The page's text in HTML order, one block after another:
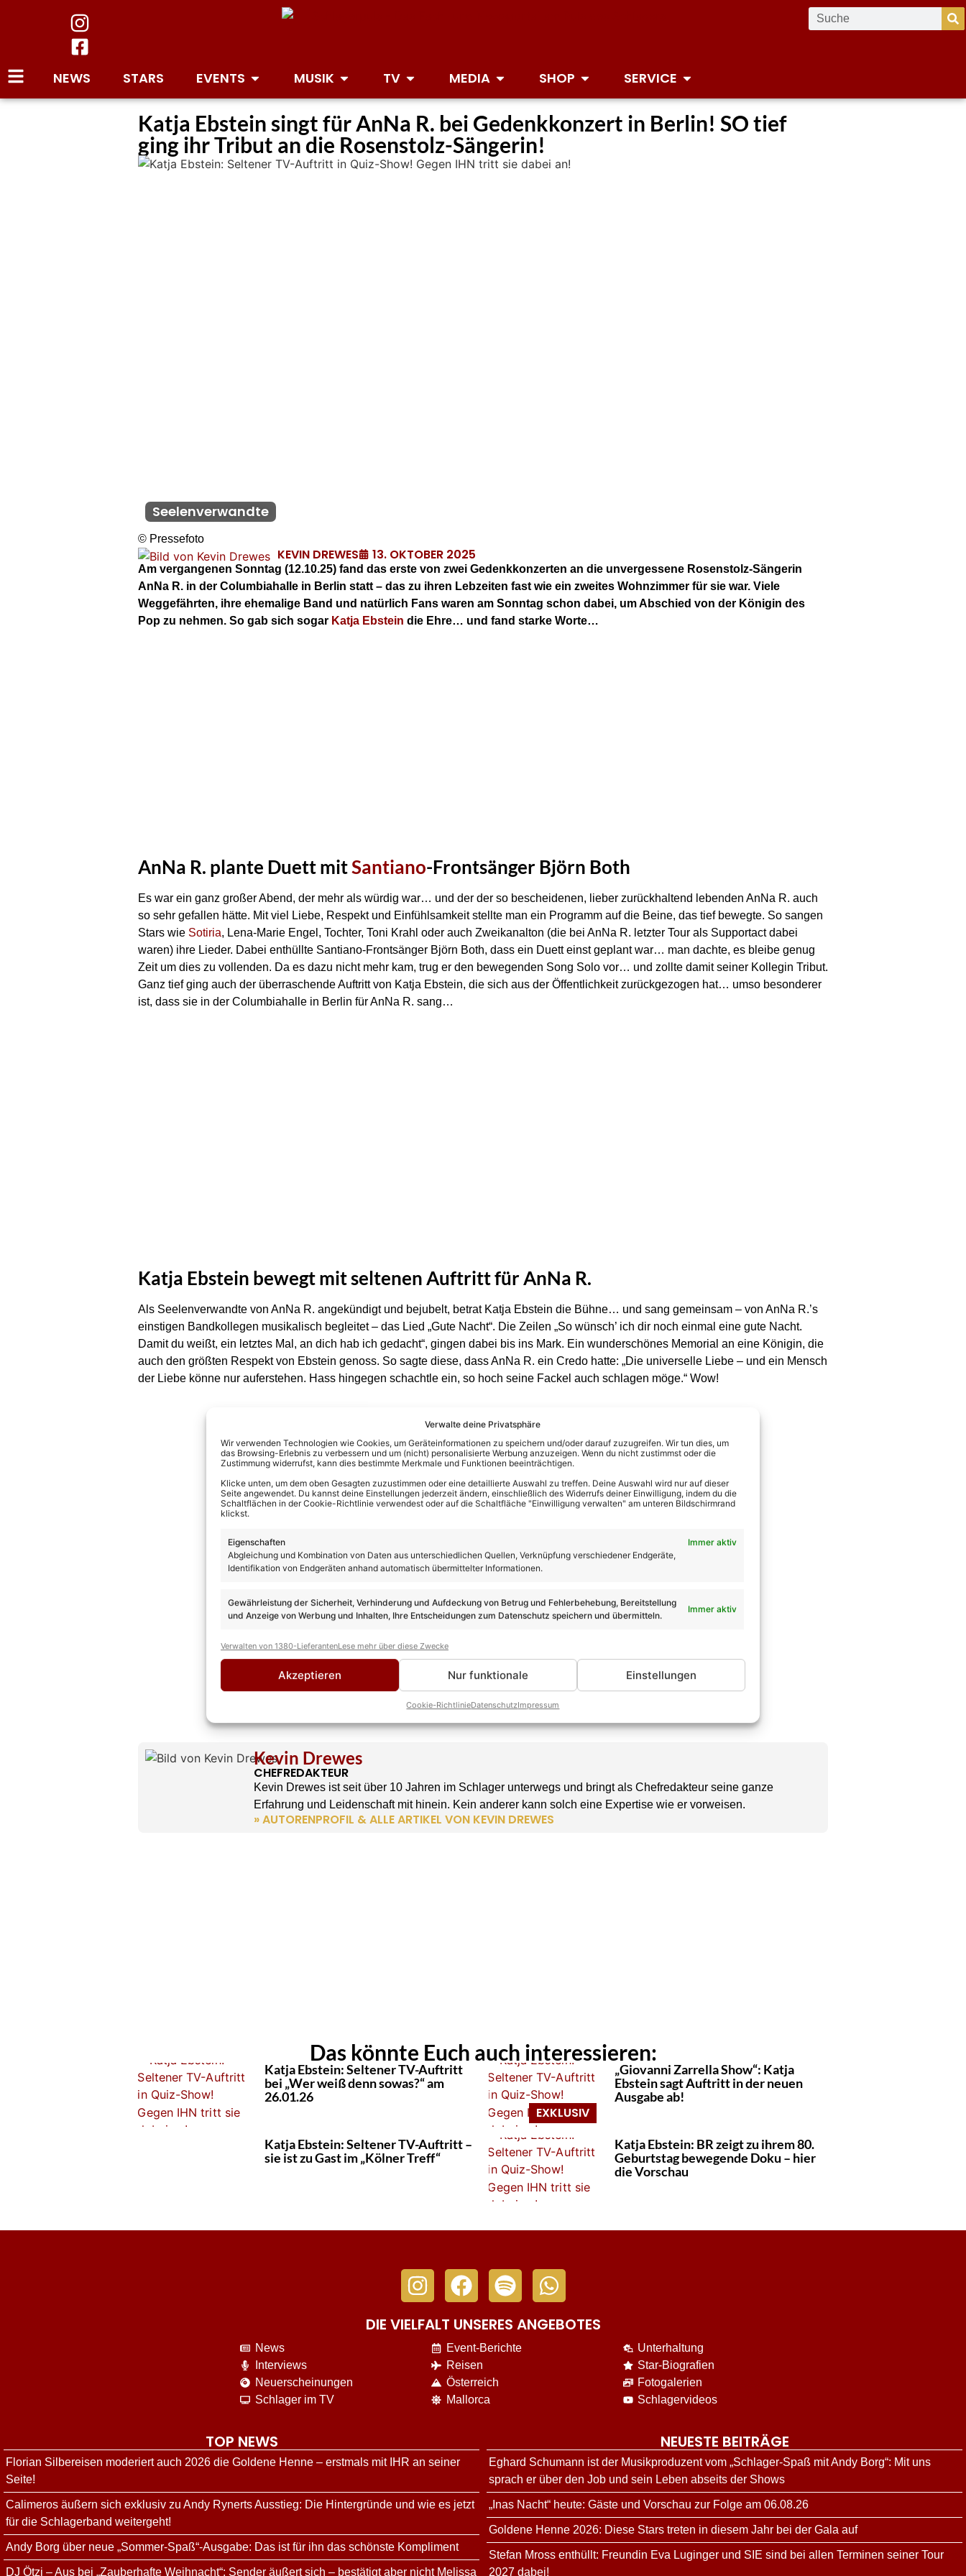
Verwalte deine Privatsphäre
Wir verwenden Technologien wie Cookies, um Geräteinformationen zu speichern und/oder darauf zuzugreifen. Wir tun dies, um
das Browsing-Erlebnis zu verbessern und um (nicht) personalisierte Werbung anzuzeigen. Wenn du nicht zustimmst oder die
Zustimmung widerrufst, kann dies bestimmte Merkmale und Funktionen beeinträchtigen.
Klicke unten, um dem oben Gesagten zuzustimmen oder eine detaillierte Auswahl zu treffen. Deine Auswahl wird nur auf dieser
Seite angewendet. Du kannst deine Einstellungen jederzeit ändern, einschließlich des Widerrufs deiner Einwilligung, indem du die
Schaltflächen in der Cookie-Richtlinie verwendest oder auf die Schaltfläche "Einwilligung verwalten" am unteren Bildschirmrand
klickst.
Eigenschaften
Immer aktiv
Abgleichung und Kombination von Daten aus unterschiedlichen Quellen, Verknüpfung verschiedener Endgeräte,
Identifikation von Endgeräten anhand automatisch übermittelter Informationen.
Gewährleistung der Sicherheit, Verhinderung und Aufdeckung von Betrug und Fehlerbehebung, Bereitstellung
und Anzeige von Werbung und Inhalten, Ihre Entscheidungen zum Datenschutz speichern und übermitteln.
Immer aktiv
Verwalten von 1380-LieferantenLese mehr über diese Zwecke
Akzeptieren Nur funktionale Einstellungen
Cookie-RichtlinieDatenschutzImpressum
NEWS STARS EVENTS MUSIK TV MEDIA SHOP SERVICE
Katja Ebstein singt für AnNa R. bei Gedenkkonzert in Berlin! SO tief
ging ihr Tribut an die Rosenstolz-Sängerin!
Seelenverwandte
© Pressefoto
KEVIN DREWES 13. OKTOBER 2025
Am vergangenen Sonntag (12.10.25) fand das erste von zwei Gedenkkonzerten an die unvergessene Rosenstolz-Sängerin
AnNa R. in der Columbiahalle in Berlin statt – das zu ihren Lebzeiten fast wie ein zweites Wohnzimmer für sie war. Viele
Weggefährten, ihre ehemalige Band und natürlich Fans waren am Sonntag schon dabei, um Abschied von der Königin des
Pop zu nehmen. So gab sich sogar Katja Ebstein die Ehre… und fand starke Worte…
AnNa R. plante Duett mitSantiano-Frontsänger Björn Both
Es war ein ganz großer Abend, der mehr als würdig war… und der der so bescheidenen, lieber zurückhaltend lebenden AnNa R. auch
so sehr gefallen hätte. Mit viel Liebe, Respekt und Einfühlsamkeit stellte man ein Programm auf die Beine, das tief bewegte. So sangen
Stars wie Sotiria, Lena-Marie Engel, Tochter, Toni Krahl oder auch Zweikanalton (die bei AnNa R. letzter Tour als Supportact dabei
waren) ihre Lieder. Dabei enthüllte Santiano-Frontsänger Björn Both, dass ein Duett einst geplant war… man dachte, es bleibe genug
Zeit um dies zu vollenden. Da es dazu nicht mehr kam, trug er den bewegenden Song Solo vor… und zollte damit seiner Kollegin Tribut.
Ganz tief ging auch der überraschende Auftritt von Katja Ebstein, die sich aus der Öffentlichkeit zurückgezogen hat… umso besonderer
ist, dass sie in der Columbiahalle in Berlin für AnNa R. sang…
Katja Ebstein bewegt mit seltenen Auftritt für AnNa R.
Als Seelenverwandte von AnNa R. angekündigt und bejubelt, betrat Katja Ebstein die Bühne… und sang gemeinsam – von AnNa R.’s
einstigen Bandkollegen musikalisch begleitet – das Lied „Gute Nacht“. Die Zeilen „So wünsch’ ich dir noch einmal eine gute Nacht.
Damit du weißt, ein letztes Mal, an dich hab ich gedacht“, gingen dabei bis ins Mark. Ein wunderschönes Memorial an eine Königin, die
auch den größten Respekt von Ebstein genoss. So sagte diese, dass AnNa R. ein Credo hatte: „Die universelle Liebe – und ein Mensch
der Liebe könne nur auferstehen. Hass hingegen schachtle ein, so hoch seine Fackel auch schlagen möge.“ Wow!
Kevin Drewes
CHEFREDAKTEUR
Kevin Drewes ist seit über 10 Jahren im Schlager unterwegs und bringt als Chefredakteur seine ganze
Erfahrung und Leidenschaft mit hinein. Kein anderer kann solch eine Expertise wie er vorweisen.
» AUTORENPROFIL & ALLE ARTIKEL VON KEVIN DREWES
Das könnte Euch auch interessieren:
Katja Ebstein: Seltener TV-Auftritt
bei „Wer weiß denn sowas?“ am
26.01.26
„Giovanni Zarrella Show“: Katja
Ebstein sagt Auftritt in der neuen
Ausgabe ab!
Katja Ebstein: Seltener TV-Auftritt –
sie ist zu Gast im „Kölner Treff“
Katja Ebstein: BR zeigt zu ihrem 80.
Geburtstag bewegende Doku – hier
die Vorschau
DIE VIELFALT UNSERES ANGEBOTES
News
Interviews
Neuerscheinungen
Schlager im TV
Event-Berichte
Reisen
Österreich
Mallorca
Unterhaltung
Star-Biografien
Fotogalerien
Schlagervideos
TOP NEWS
Florian Silbereisen moderiert auch 2026 die Goldene Henne – erstmals mit IHR an seiner
Seite!
Calimeros äußern sich exklusiv zu Andy Rynerts Ausstieg: Die Hintergründe und wie es jetzt
für die Schlagerband weitergeht!
Andy Borg über neue „Sommer-Spaß“-Ausgabe: Das ist für ihn das schönste Kompliment
DJ Ötzi – Aus bei „Zauberhafte Weihnacht“: Sender äußert sich – bestätigt aber nicht Melissa
NEUESTE BEITRÄGE
Eghard Schumann ist der Musikproduzent vom „Schlager-Spaß mit Andy Borg“: Mit uns
sprach er über den Job und sein Leben abseits der Shows
„Inas Nacht“ heute: Gäste und Vorschau zur Folge am 06.08.26
Goldene Henne 2026: Diese Stars treten in diesem Jahr bei der Gala auf
Stefan Mross enthüllt: Freundin Eva Luginger und SIE sind bei allen Terminen seiner Tour
2027 dabei!